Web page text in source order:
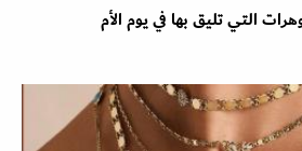
التي تليق بها في يوم الأم